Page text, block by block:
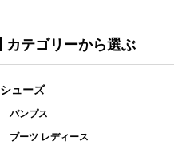
カテゴリーから選ぶ
シューズ
パンプス
ブーツ レディース